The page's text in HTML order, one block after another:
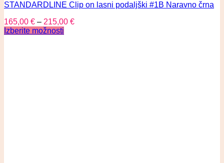
STANDARDLINE Clip on lasni podaljški #1B Naravno črna
165,00 € – 215,00 €
Izberite možnosti